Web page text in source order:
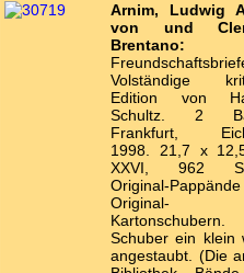
Arnim, Ludwig
von und
Brentano:
Volständige
Edition von
Schultz. 2
Frankfurt,
1998. 21,7 x
XXVI, 962
Original-
Original-
Kartonschubern.
Schuber ein klein
angestaubt. (Die